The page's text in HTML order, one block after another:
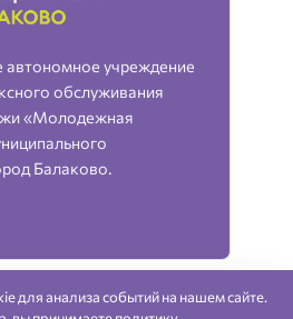
автономное учреждение
обслуживания
«Молодежная
Балаково.
город Балаково —
для анализа событий на нашем сайте.